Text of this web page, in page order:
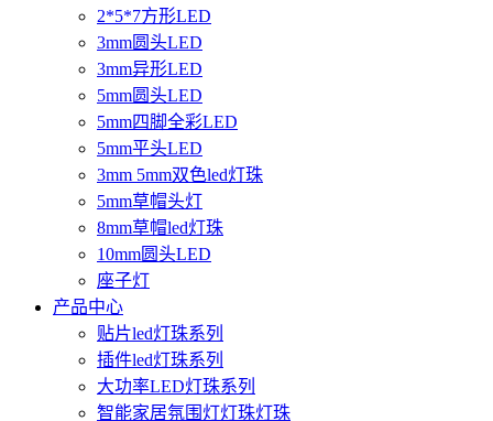
2*5*7方形LED
3mm圆头LED
3mm异形LED
5mm圆头LED
5mm四脚全彩LED
5mm平头LED
3mm 5mm双色led灯珠
5mm草帽头灯
8mm草帽led灯珠
10mm圆头LED
座子灯
产品中心
贴片led灯珠系列
插件led灯珠系列
大功率LED灯珠系列
智能家居氛围灯灯珠灯珠